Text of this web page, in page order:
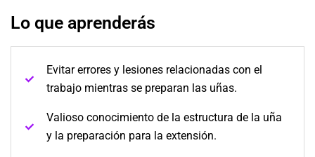
Lo que aprenderás
Evitar errores y lesiones relacionadas con el
trabajo mientras se preparan las uñas.
Valioso conocimiento de la estructura de la uña
y la preparación para la extensión.